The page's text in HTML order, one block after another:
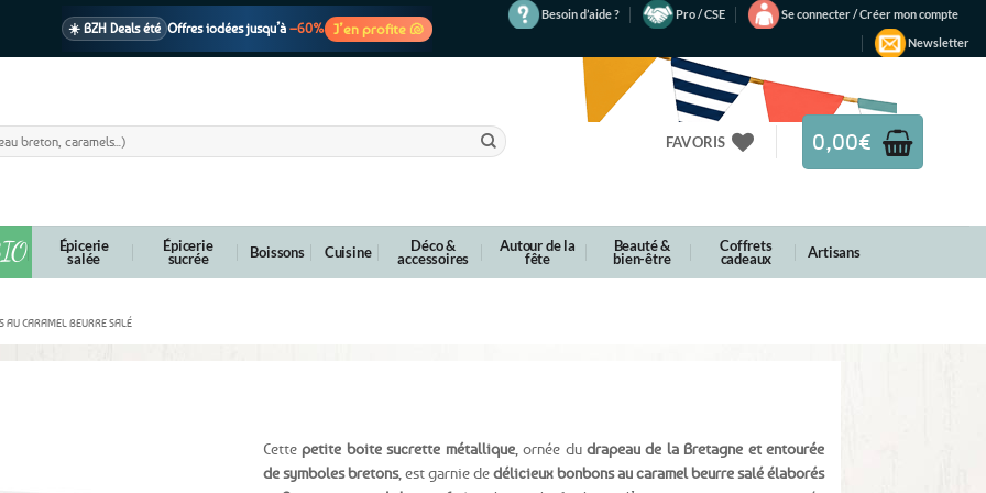
☀️ BZH Deals été Offres iodées jusqu’à –60% J’en profite 🐚
Besoin d’aide ? Pro / CSE
Se connecter / Créer mon compte
Newsletter
FAVORIS 0,00€
Épicerie
salée
Épicerie
sucrée Boissons Cuisine Déco &
accessoires
Autour de la
fête
Beauté &
bien-être
Coffrets
cadeaux Artisans
AU CARAMEL BEURRE SALÉ
Cettepetite boite sucrette métallique, ornée du drapeau de la Bretagne et entourée
de symboles bretons, est garnie dedélicieux bonbons au caramel beurre salé élaborés